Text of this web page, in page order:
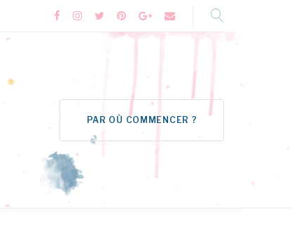
Instagram
TwitterPinterest
Google+Formulaire
PAR OÙ COMMENCER ?